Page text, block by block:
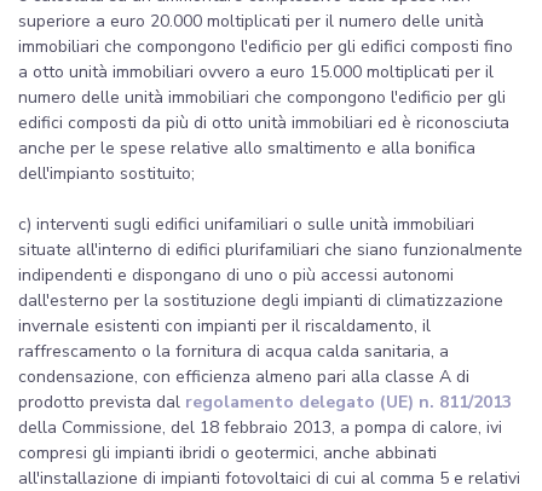
superiore a euro 20.000 moltiplicati per il numero delle unità
immobiliari che compongono l'edificio per gli edifici composti fino
a otto unità immobiliari ovvero a euro 15.000 moltiplicati per il
numero delle unità immobiliari che compongono l'edificio per gli
edifici composti da più di otto unità immobiliari ed è riconosciuta
anche per le spese relative allo smaltimento e alla bonifica
dell'impianto sostituito;
c) interventi sugli edifici unifamiliari o sulle unità immobiliari
situate all'interno di edifici plurifamiliari che siano funzionalmente
indipendenti e dispongano di uno o più accessi autonomi
dall'esterno per la sostituzione degli impianti di climatizzazione
invernale esistenti con impianti per il riscaldamento, il
raffrescamento o la fornitura di acqua calda sanitaria, a
condensazione, con efficienza almeno pari alla classe A di
prodotto prevista dal regolamento delegato (UE) n. 811/2013
della Commissione, del 18 febbraio 2013, a pompa di calore, ivi
compresi gli impianti ibridi o geotermici, anche abbinati
all'installazione di impianti fotovoltaici di cui al comma 5 e relativi